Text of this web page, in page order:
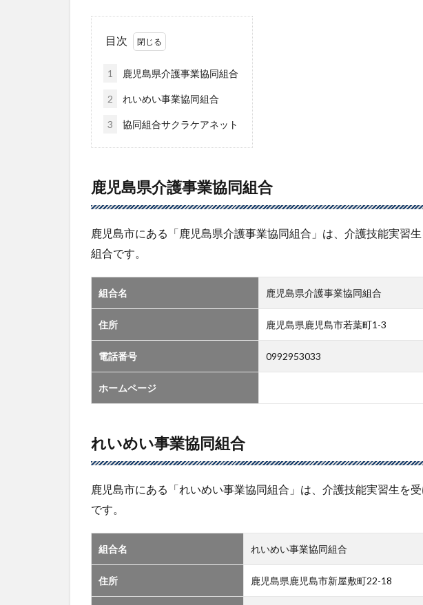
目次
1 鹿児島県介護事業協同組合
2 れいめい事業協同組合
3 協同組合サクラケアネット
鹿児島県介護事業協同組合
鹿児島市にある「鹿児島県介護事業協同組合」は、介護技能実習
組合です。
組合名 鹿児島県介護事業協同組合
住所 鹿児島県鹿児島市若葉町1-3
電話番号 0992953033
ホームページ
れいめい事業協同組合
鹿児島市にある「れいめい事業協同組合」は、介護技能実習生を
です。
組合名 れいめい事業協同組合
住所 鹿児島県鹿児島市新屋敷町22-18